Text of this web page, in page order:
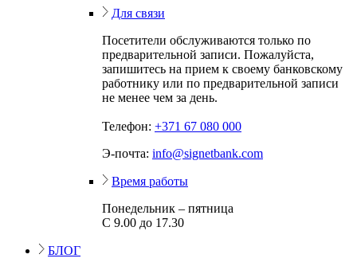
Для связи
Посетители обслуживаются только по
предварительной записи. Пожалуйста,
запишитесь на прием к своему банковскому
работнику или по предварительной записи
не менее чем за день.
Телефон: +371 67 080 000
Э-почта: info@signetbank.com
Время работы
Понедельник – пятница
С 9.00 до 17.30
БЛОГ